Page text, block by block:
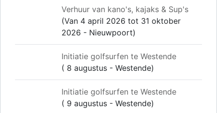
Verhuur van kano's, kajaks & Sup's
(Van 4 april 2026 tot 31 oktober
2026 - Nieuwpoort)
Initiatie golfsurfen te Westende
( 8 augustus - Westende)
Initiatie golfsurfen te Westende
( 9 augustus - Westende)